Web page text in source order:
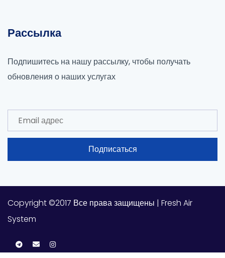
Рассылка
Подпишитесь на нашу рассылку, чтобы получать
обновления о наших услугах
Подписаться
Copyright ©2017 Все права защищены | Fresh Air
System